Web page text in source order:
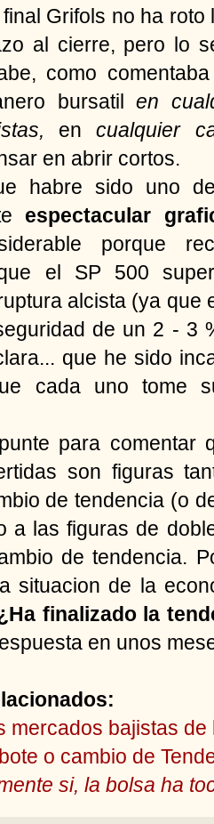
Grifols no ha
al cierre, pero lo
como
bursatil en
en cualquier
en abrir cortos.
habre sido uno
espectacular
porque
el SP 500
alcista (ya que
de un 2 - 3
que he sido
cada uno tome
para comentar
son figuras
de tendencia (o
a las figuras de
de tendencia.
situacion de la
finalizado la
en unos
mercados bajistas de
o cambio de
si, la bolsa ha